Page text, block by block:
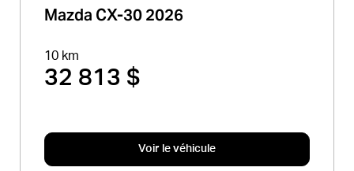
Mazda CX-30 2026
10 km
32 813 $
Voir le véhicule